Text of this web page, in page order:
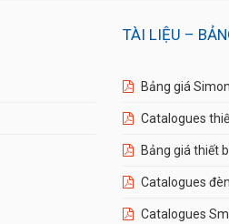
TÀI LIỆU –
Bảng giá
Catalogues
Bảng giá thiết
Catalogues
Catalogues